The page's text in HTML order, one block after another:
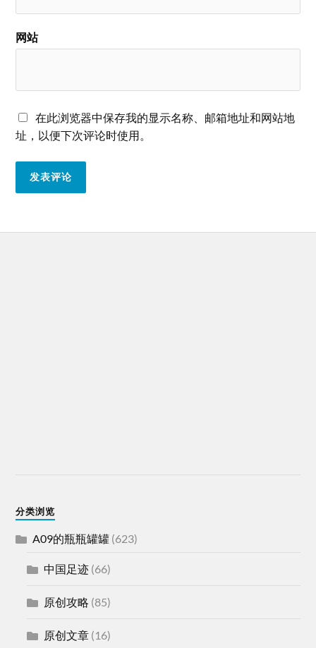
网站
在此浏览器中保存我的显示名称、邮箱地址和网站地
址，以便下次评论时使用。
分类浏览
A09的瓶瓶罐罐 (623)
中国足迹 (66)
原创攻略 (85)
原创文章 (16)